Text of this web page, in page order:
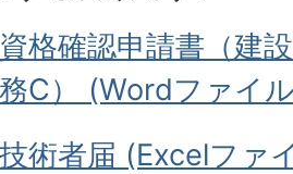
格確認申請書（建
C） (Wordファイ
術者届 (Excelファ